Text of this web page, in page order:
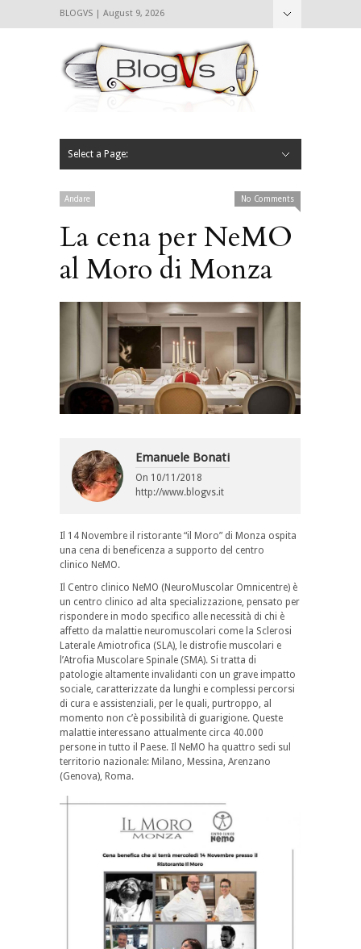
BLOGVS | August 9, 2026
Select a Page:
Andare No Comments
La cena per NeMO
al Moro di Monza
Emanuele Bonati
On 10/11/2018
http://www.blogvs.it
Il 14 Novembre il ristorante “il Moro” di Monza ospita
una cena di beneficenza a supporto del centro
clinico NeMO.
Il Centro clinico NeMO (NeuroMuscolar Omnicentre) è
un centro clinico ad alta specializzazione, pensato per
rispondere in modo specifico alle necessità di chi è
affetto da malattie neuromuscolari come la Sclerosi
Laterale Amiotrofica (SLA), le distrofie muscolari e
l’Atrofia Muscolare Spinale (SMA). Si tratta di
patologie altamente invalidanti con un grave impatto
sociale, caratterizzate da lunghi e complessi percorsi
di cura e assistenziali, per le quali, purtroppo, al
momento non c’è possibilità di guarigione. Queste
malattie interessano attualmente circa 40.000
persone in tutto il Paese. Il NeMO ha quattro sedi sul
territorio nazionale: Milano, Messina, Arenzano
(Genova), Roma.